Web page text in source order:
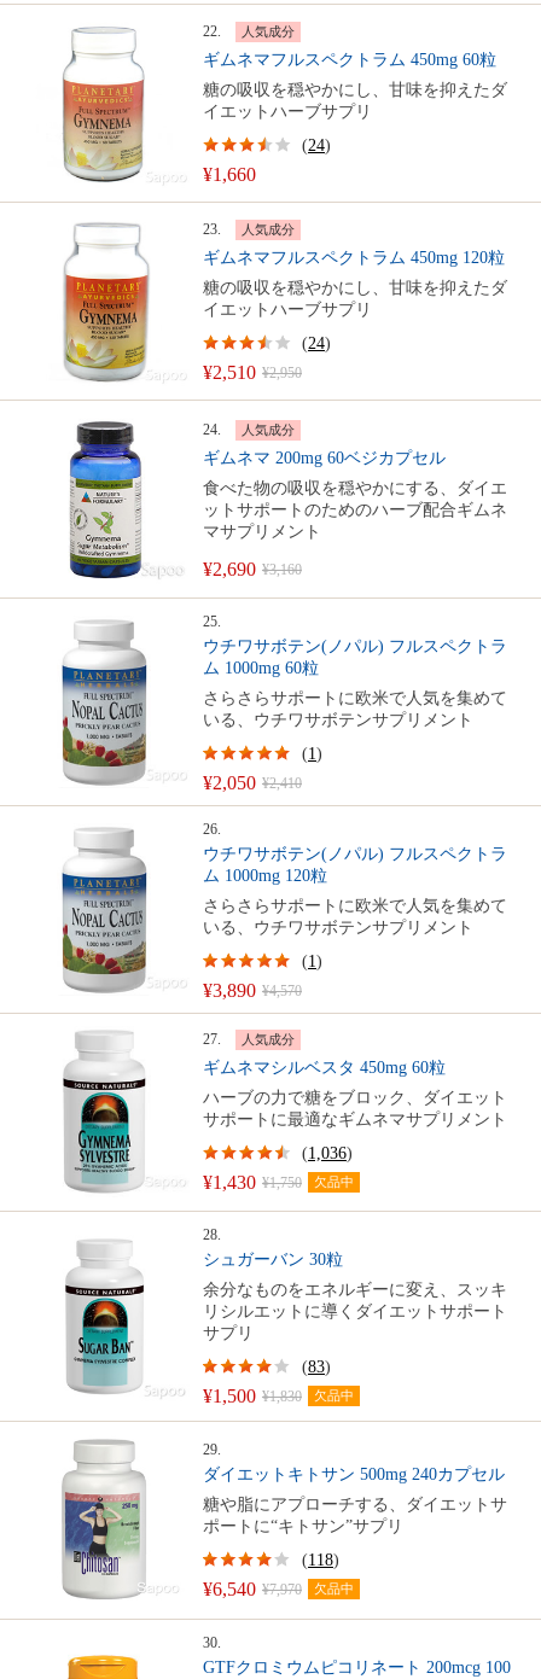
22. 人気成分
ギムネマフルスペクトラム 450mg 60粒
糖の吸収を穏やかにし、甘味を抑えたダ
イエットハーブサプリ
¥1,660
(24)
23. 人気成分
ギムネマフルスペクトラム 450mg 120粒
糖の吸収を穏やかにし、甘味を抑えたダ
イエットハーブサプリ
¥2,510 ¥2,950
(24)
24. 人気成分
ギムネマ 200mg 60ベジカプセル
食べた物の吸収を穏やかにする、ダイエ
ットサポートのためのハーブ配合ギムネ
マサプリメント
¥2,690 ¥3,160
25.
ウチワサボテン(ノパル) フルスペクトラ
ム 1000mg 60粒
さらさらサポートに欧米で人気を集めて
いる、ウチワサボテンサプリメント
¥2,050 ¥2,410
(1 )
26.
ウチワサボテン(ノパル) フルスペクトラ
ム 1000mg 120粒
さらさらサポートに欧米で人気を集めて
いる、ウチワサボテンサプリメント
¥3,890 ¥4,570
(1 )
27. 人気成分
ギムネマシルベスタ 450mg 60粒
ハーブの力で糖をブロック、ダイエット
サポートに最適なギムネマサプリメント
¥1,430 ¥1,750 欠品中
(1,036)
28.
シュガーバン 30粒
余分なものをエネルギーに変え、スッキ
リシルエットに導くダイエットサポート
サプリ
¥1,500 ¥1,830 欠品中
(83)
29.
ダイエットキトサン 500mg 240カプセル
糖や脂にアプローチする、ダイエットサ
ポートに“キトサン”サプリ
¥6,540 ¥7,970 欠品中
(118)
30.
GTFクロミウムピコリネート 200mcg 100